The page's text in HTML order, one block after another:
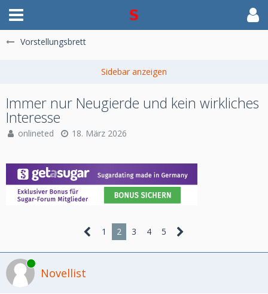
Vorstellungsbrett
Immer nur Neugierde und kein wirkliches
Interesse
onlineted 18. März 2026
1 2 3 4 5
Online
Novellist